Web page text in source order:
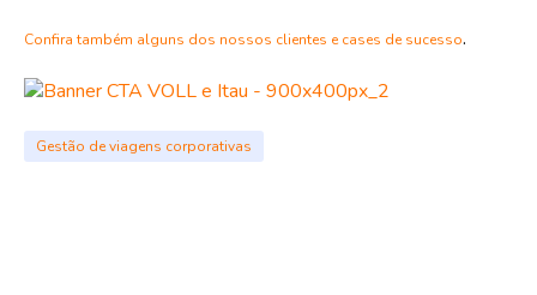
Confira também alguns dos nossos clientes e cases de sucesso.
Gestão de viagens corporativas